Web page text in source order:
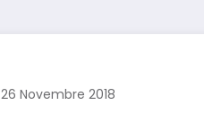
26 Novembre 2018